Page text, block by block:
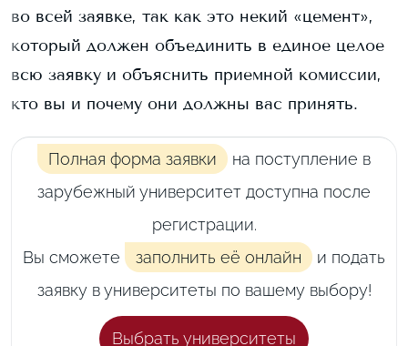
во всей заявке, так как это некий «цемент»,
который должен объединить в единое целое
всю заявку и объяснить приемной комиссии,
кто вы и почему они должны вас принять.
Полная форма заявки
на поступление в
зарубежный университет доступна после
регистрации.
Вы сможете
заполнить её онлайн
и подать
заявку в университеты по вашему выбору!
Выбрать университеты